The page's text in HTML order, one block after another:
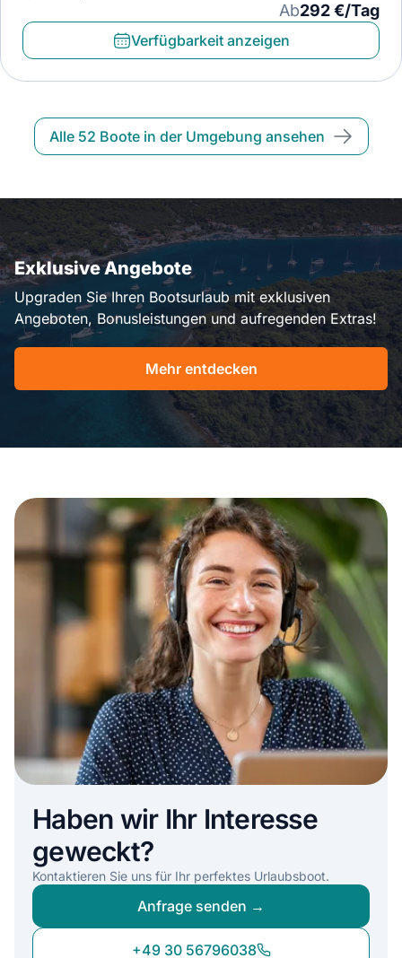
Ab292 €/Tag
Verfügbarkeit anzeigen
Alle 52 Boote in der Umgebung ansehen
Exklusive Angebote
Upgraden Sie Ihren Bootsurlaub mit exklusiven
Angeboten, Bonusleistungen und aufregenden Extras!
Mehr entdecken
Haben wir Ihr Interesse
geweckt?
Kontaktieren Sie uns für Ihr perfektes Urlaubsboot.
Anfrage senden →
+49 30 56796038